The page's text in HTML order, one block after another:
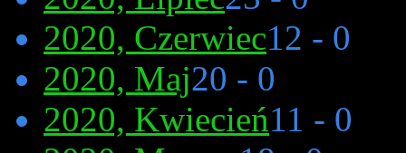
2020, Czerwiec12 - 0
2020, Maj20 - 0
2020, Kwiecień11 - 0